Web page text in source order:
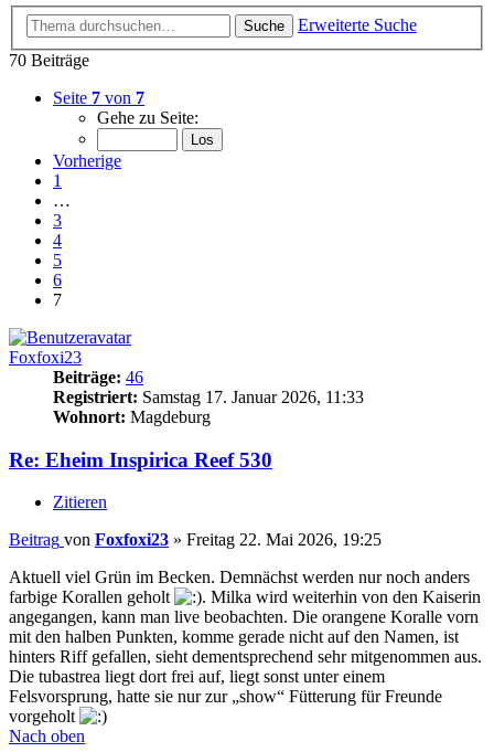
Suche
Erweiterte Suche
70 Beiträge
Seite 7 von 7
Gehe zu Seite:
Vorherige
1
…
3
4
5
6
7
Foxfoxi23
Beiträge: 46
Registriert: Samstag 17. Januar 2026, 11:33
Wohnort: Magdeburg
Re: Eheim Inspirica Reef 530
Zitieren
Beitrag von Foxfoxi23 » Freitag 22. Mai 2026, 19:25
Aktuell viel Grün im Becken. Demnächst werden nur noch anders
farbige Korallen geholt
. Milka wird weiterhin von den Kaiserin
angegangen, kann man live beobachten. Die orangene Koralle vorn
mit den halben Punkten, komme gerade nicht auf den Namen, ist
hinters Riff gefallen, sieht dementsprechend sehr mitgenommen aus.
Die tubastrea liegt dort frei auf, liegt sonst unter einem
Felsvorsprung, hatte sie nur zur „show“ Fütterung für Freunde
vorgeholt
Nach oben